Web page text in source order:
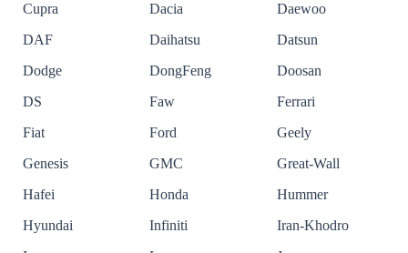
Cupra
Dacia
Daewoo
DAF
Daihatsu
Datsun
Dodge
DongFeng
Doosan
DS
Faw
Ferrari
Fiat
Ford
Geely
Genesis
GMC
Great-Wall
Hafei
Honda
Hummer
Hyundai
Infiniti
Iran-Khodro